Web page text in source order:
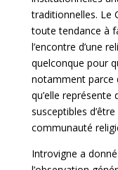
traditionnelles. Le
toute tendance à
l’encontre d’une
quelconque pour
notamment parce
qu’elle représente
susceptibles
communauté
Introvigne a